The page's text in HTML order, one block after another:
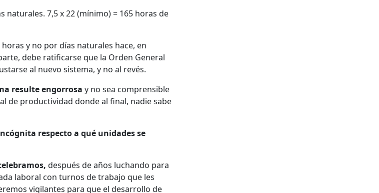
naturales. 7,5 x 22 (mínimo) = 165 horas de
y no por días naturales hace, en
debe ratificarse que la Orden General
al nuevo sistema, y no al revés.
resulte engorrosa y no sea comprensible
de productividad donde al final, nadie sabe
respecto a qué unidades se
después de años luchando para
laboral con turnos de trabajo que les
vigilantes para que el desarrollo de